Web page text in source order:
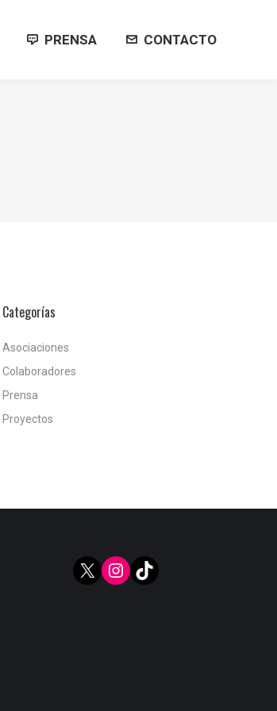
PRENSA CONTACTO
Categorías
Asociaciones
Colaboradores
Prensa
Proyectos
X Instagram
TikTok